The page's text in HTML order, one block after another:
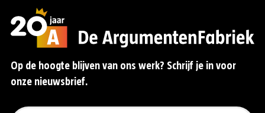
Op de hoogte blijven van ons werk? Schrijf je in voor
onze nieuwsbrief.